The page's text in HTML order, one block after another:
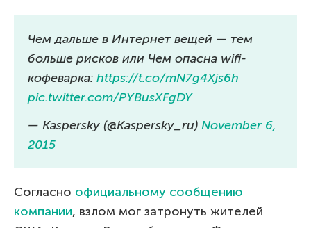
Чем дальше в Интернет вещей — тем
больше рисков или Чем опасна wifi-
кофеварка: https://t.co/mN7g4Xjs6h
pic.twitter.com/PYBusXFgDY
— Kaspersky (@Kaspersky_ru) November 6,
2015
Согласно официальному сообщению
компании, взлом мог затронуть жителей